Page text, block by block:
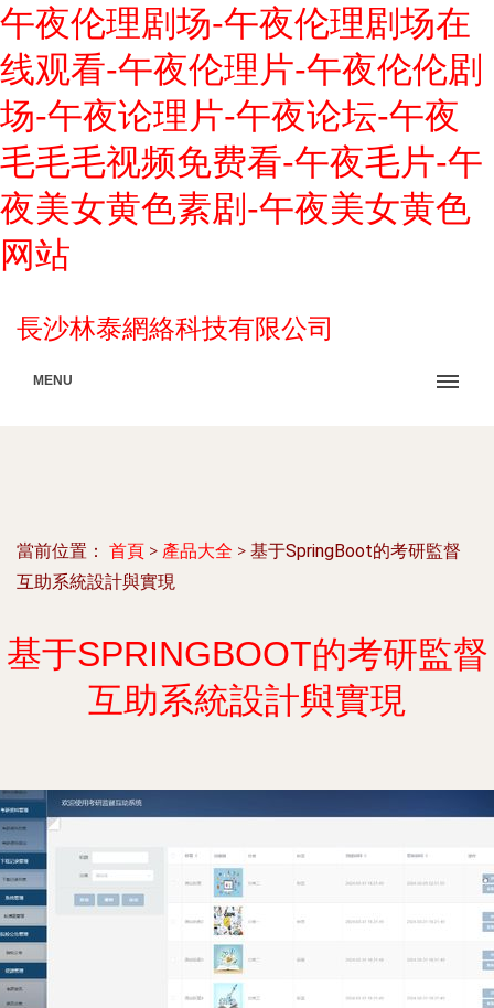
午夜伦理剧场-午夜伦理剧场在
线观看-午夜伦理片-午夜伦伦剧
场-午夜论理片-午夜论坛-午夜
毛毛毛视频免费看-午夜毛片-午
夜美女黄色素剧-午夜美女黄色
网站
長沙林泰網絡科技有限公司
MENU
當前位置： 首頁 > 產品大全 > 基于SpringBoot的考研監督
互助系統設計與實現
基于SPRINGBOOT的考研監督
互助系統設計與實現